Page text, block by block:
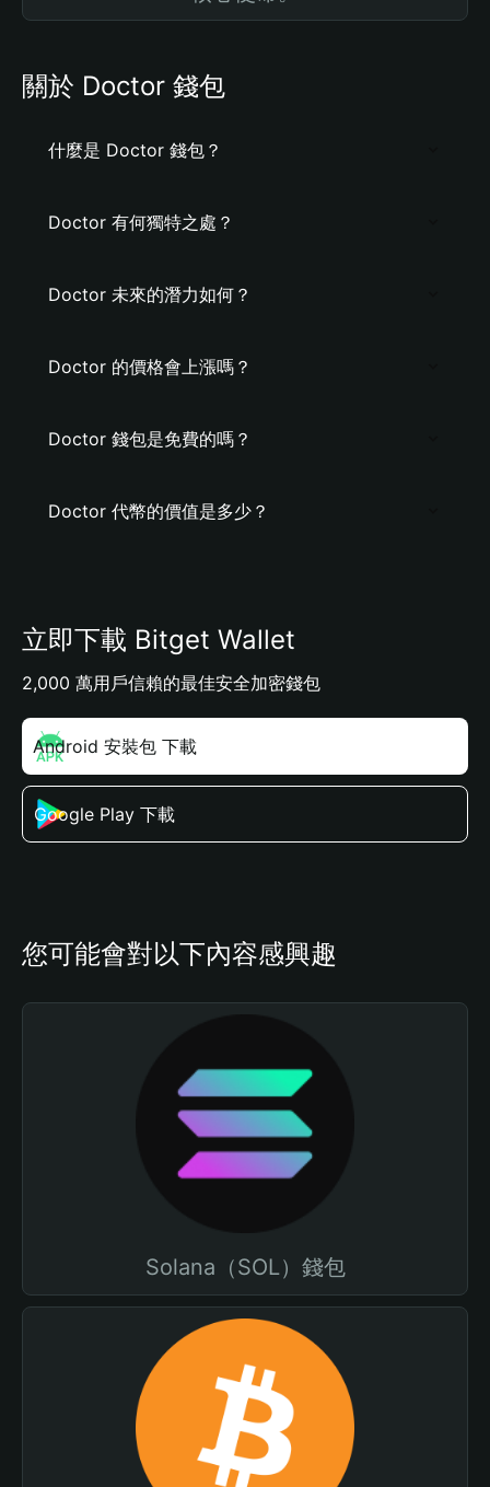
關於 Doctor 錢包
什麼是 Doctor 錢包？
Doctor 有何獨特之處？
Doctor 未來的潛力如何？
Doctor 的價格會上漲嗎？
Doctor 錢包是免費的嗎？
Doctor 代幣的價值是多少？
立即下載 Bitget Wallet
2,000 萬用戶信賴的最佳安全加密錢包
Android 安裝包 下載
Google Play 下載
您可能會對以下內容感興趣
Solana（SOL）錢包